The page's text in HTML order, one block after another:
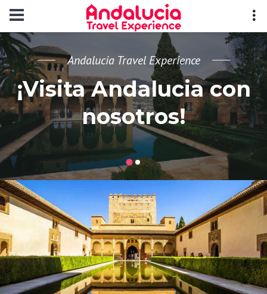
Andalucia Travel Experience
¡Visita Andalucia con
nosotros!